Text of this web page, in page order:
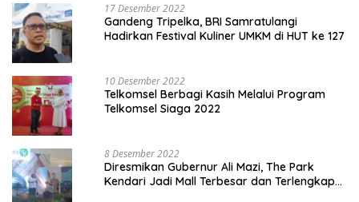
17 Desember 2022
Gandeng Tripelka, BRI Samratulangi
Hadirkan Festival Kuliner UMKM di HUT ke 127
10 Desember 2022
Telkomsel Berbagi Kasih Melalui Program
Telkomsel Siaga 2022
8 Desember 2022
Diresmikan Gubernur Ali Mazi, The Park
Kendari Jadi Mall Terbesar dan Terlengkap